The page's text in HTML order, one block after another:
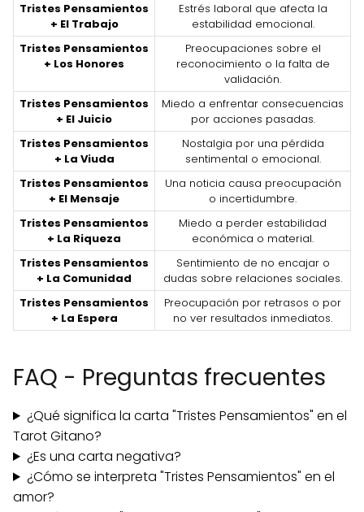
Tristes Pensamientos
+ El Trabajo
Estrés laboral que afecta la
estabilidad emocional.
Tristes Pensamientos
+ Los Honores
Preocupaciones sobre el
reconocimiento o la falta de
validación.
Tristes Pensamientos
+ El Juicio
Miedo a enfrentar consecuencias
por acciones pasadas.
Tristes Pensamientos
+ La Viuda
Nostalgia por una pérdida
sentimental o emocional.
Tristes Pensamientos
+ El Mensaje
Una noticia causa preocupación
o incertidumbre.
Tristes Pensamientos
+ La Riqueza
Miedo a perder estabilidad
económica o material.
Tristes Pensamientos
+ La Comunidad
Sentimiento de no encajar o
dudas sobre relaciones sociales.
Tristes Pensamientos
+ La Espera
Preocupación por retrasos o por
no ver resultados inmediatos.
FAQ - Preguntas frecuentes
¿Qué significa la carta "Tristes Pensamientos" en el
Tarot Gitano?
¿Es una carta negativa?
¿Cómo se interpreta "Tristes Pensamientos" en el
amor?